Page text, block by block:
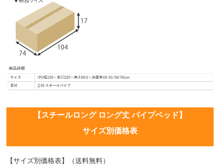
【スチールロング ロング丈 パイプベッド】
サイズ別価格表
【サイズ別価格表】（送料無料）